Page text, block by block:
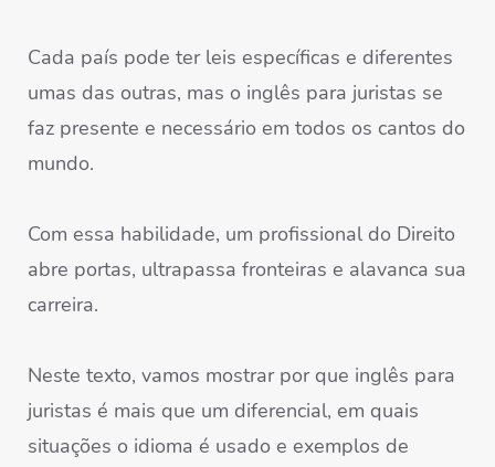
Cada país pode ter leis específicas e diferentes
umas das outras, mas o inglês para juristas se
faz presente e necessário em todos os cantos do
mundo.
Com essa habilidade, um profissional do Direito
abre portas, ultrapassa fronteiras e alavanca sua
carreira.
Neste texto, vamos mostrar por que inglês para
juristas é mais que um diferencial, em quais
situações o idioma é usado e exemplos de